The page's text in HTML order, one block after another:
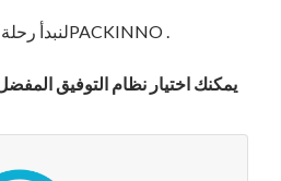
لنبدأPACKINNO
يمكنك اختيار نظام التوفيق